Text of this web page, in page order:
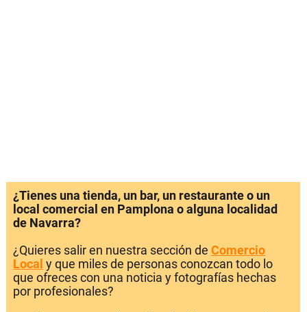
¿Tienes una tienda, un bar, un restaurante o un
local comercial en Pamplona o alguna localidad
de Navarra?
¿Quieres salir en nuestra sección de Comercio
Local y que miles de personas conozcan todo lo
que ofreces con una noticia y fotografías hechas
por profesionales?